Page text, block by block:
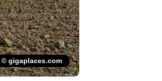
© gigaplaces.com